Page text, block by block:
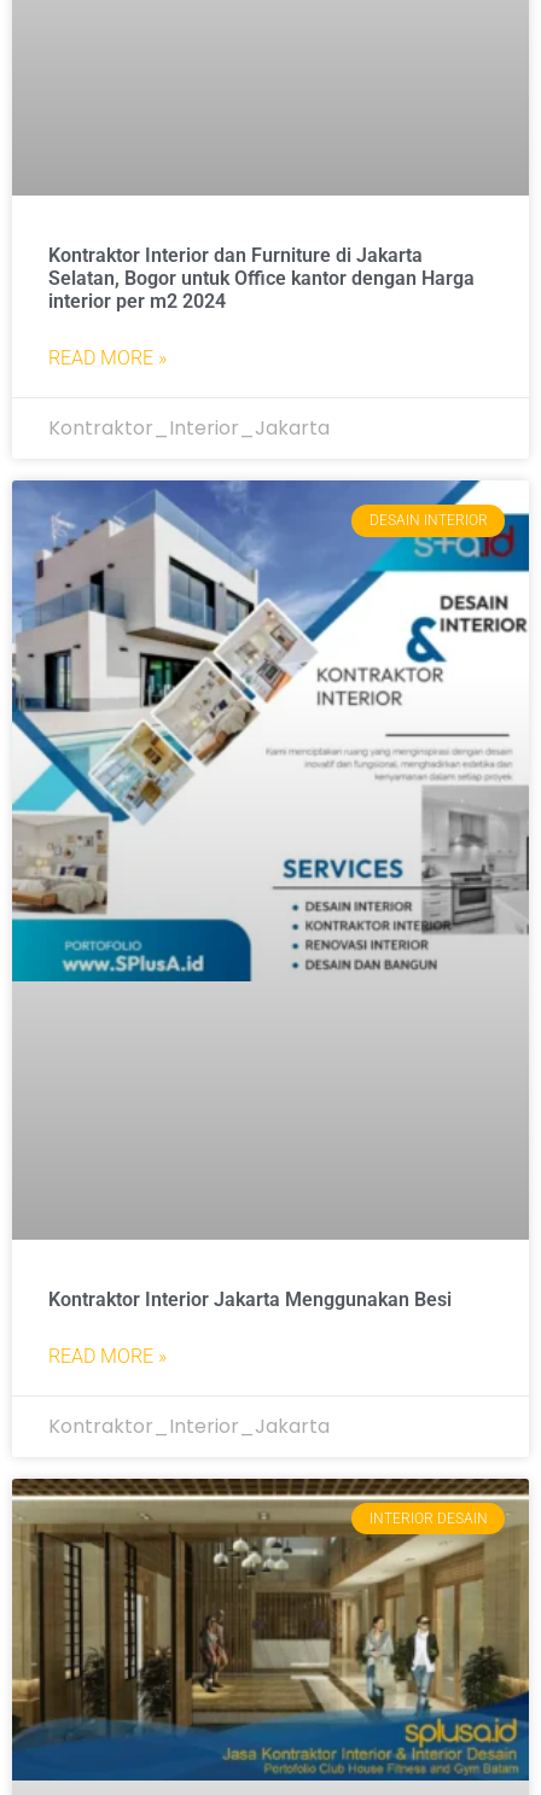
Kontraktor Interior dan Furniture di Jakarta
Selatan, Bogor untuk Office kantor dengan Harga
interior per m2 2024
READ MORE »
Kontraktor_Interior_Jakarta
DESAIN INTERIOR
Kontraktor Interior Jakarta Menggunakan Besi
READ MORE »
Kontraktor_Interior_Jakarta
INTERIOR DESAIN